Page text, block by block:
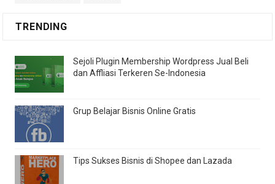
TRENDING
Sejoli Plugin Membership Wordpress Jual Beli
dan Affliasi Terkeren Se-Indonesia
Grup Belajar Bisnis Online Gratis
Tips Sukses Bisnis di Shopee dan Lazada